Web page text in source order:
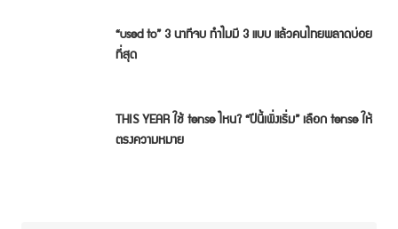
“used to” 3 นาทีจบ ทำไมมี 3 แบบ แล้วคนไทยพลาดบ่อย
ที่สุด
THIS YEAR ใช้ tense ไหน? “ปีนี้เพิ่งเริ่ม” เลือก tense ให้
ตรงความหมาย